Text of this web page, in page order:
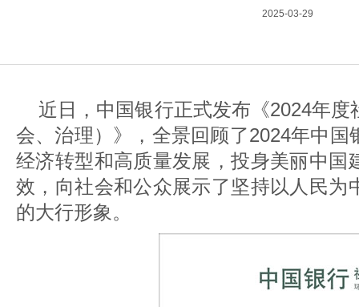
2025-03-29
近日，中国银行正式发布《2024年
会、治理）》，全景回顾了2024年中国
经济转型和高质量发展，投身美丽中国
效，向社会和公众展示了坚持以人民为
的大行形象。